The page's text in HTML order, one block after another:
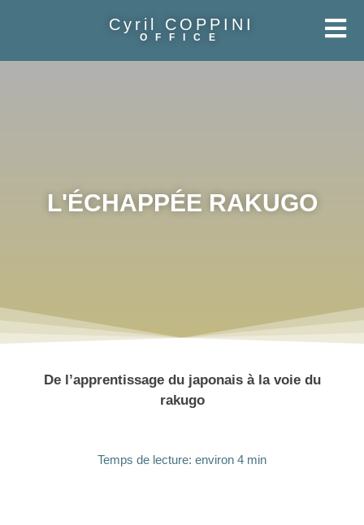
Cyril COPPINI
OFFICE
L'ÉCHAPPÉE RAKUGO
De l’apprentissage du japonais à la voie du
rakugo
Temps de lecture: environ 4 min